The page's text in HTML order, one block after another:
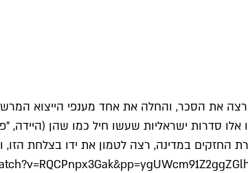
פרצה את הסכר, והחלה את אחד מענפי הייצוא
אלו סדרות ישראליות שעשו חיל כמו שהן (היידה,
החזקים במדינה, רצה לטמון את ידו בצלחת הזו,